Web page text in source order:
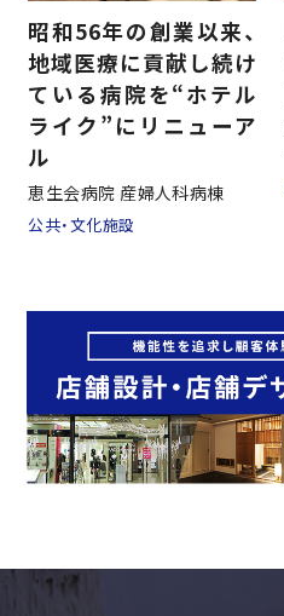
昭和56年の創業以来、
地域医療に貢献し続け
ている病院を“ホテル
ライク”にリニューア
ル
恵生会病院 産婦人科病棟
公共・文化施設